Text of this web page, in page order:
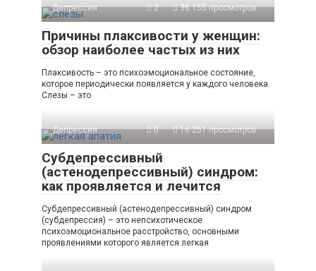
Депрессия 2 36 155 просмотров
Причины плаксивости у женщин:
обзор наиболее частых из них
Плаксивость – это психоэмоциональное состояние,
которое периодически появляется у каждого человека.
Слезы – это
Депрессия 0 16 251 просмотров
Субдепрессивный
(астенодепрессивный) синдром:
как проявляется и лечится
Субдепрессивный (астенодепрессивный) синдром
(субдепрессия) – это непсихотическое
психоэмоциональное расстройство, основными
проявлениями которого является легкая